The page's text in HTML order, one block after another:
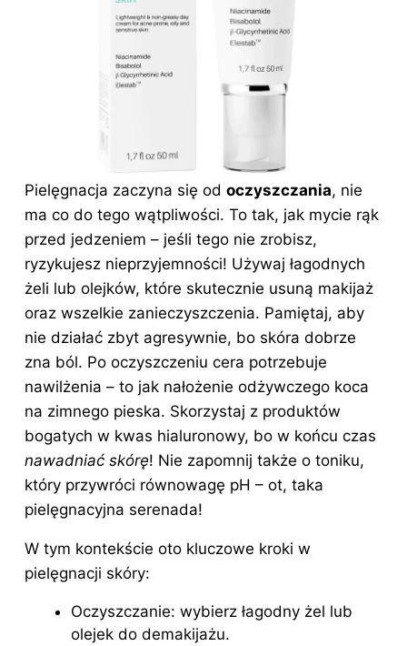
Pielęgnacja zaczyna się od oczyszczania, nie
ma co do tego wątpliwości. To tak, jak mycie rąk
przed jedzeniem – jeśli tego nie zrobisz,
ryzykujesz nieprzyjemności! Używaj łagodnych
żeli lub olejków, które skutecznie usuną makijaż
oraz wszelkie zanieczyszczenia. Pamiętaj, aby
nie działać zbyt agresywnie, bo skóra dobrze
zna ból. Po oczyszczeniu cera potrzebuje
nawilżenia – to jak nałożenie odżywczego koca
na zimnego pieska. Skorzystaj z produktów
bogatych w kwas hialuronowy, bo w końcu czas
nawadniać skórę! Nie zapomnij także o toniku,
który przywróci równowagę pH – ot, taka
pielęgnacyjna serenada!
W tym kontekście oto kluczowe kroki w
pielęgnacji skóry:
Oczyszczanie: wybierz łagodny żel lub
olejek do demakijażu.